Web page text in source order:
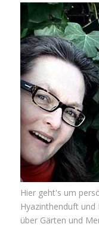
Hier geht's um
Hyazinthenduft
über Gärten und